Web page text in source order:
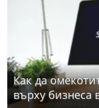
Как да
върху бизнеса